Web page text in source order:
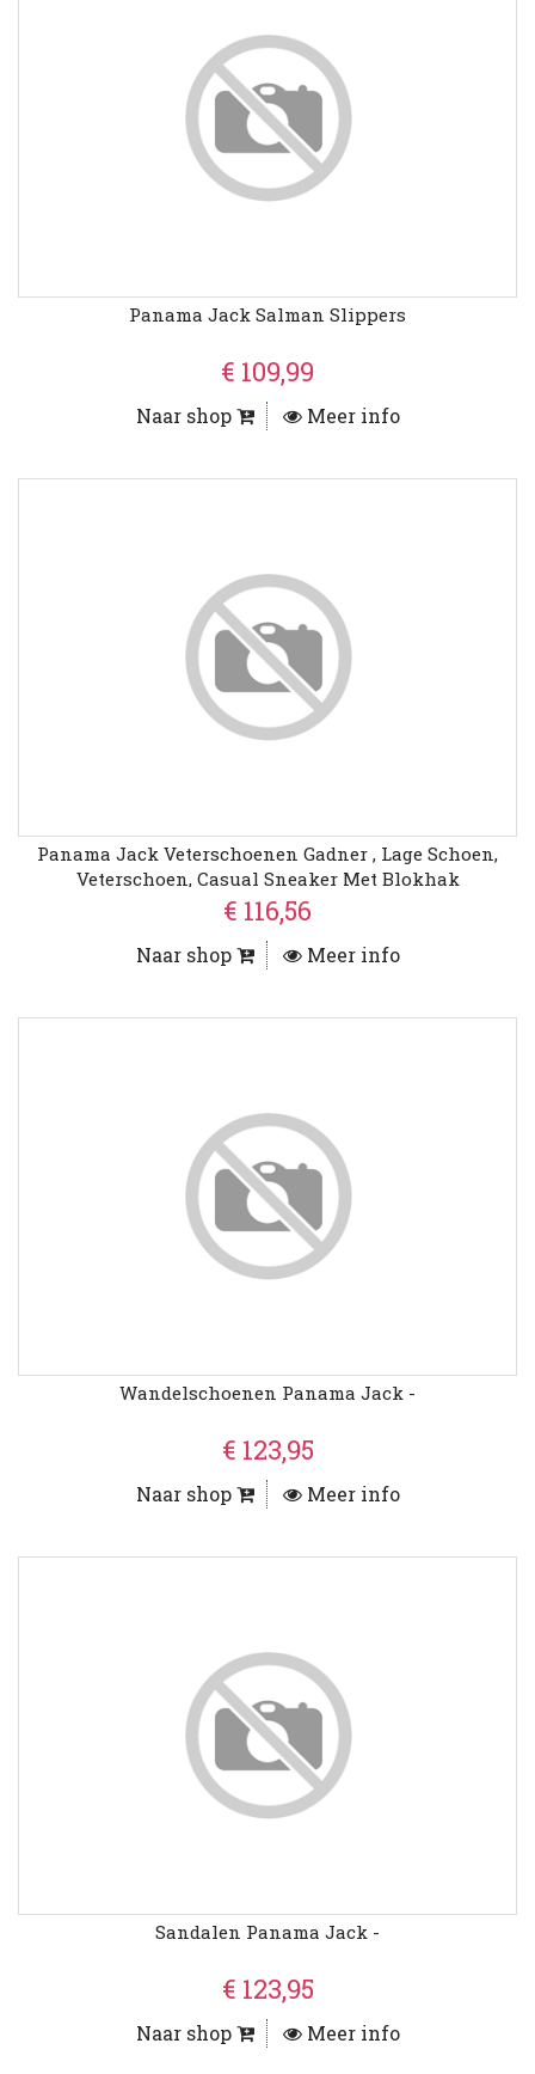
Panama Jack Salman Slippers
€ 109,99
Naar shop Meer info
Panama Jack Veterschoenen Gadner , Lage Schoen,
Veterschoen, Casual Sneaker Met Blokhak
€ 116,56
Naar shop Meer info
Wandelschoenen Panama Jack -
€ 123,95
Naar shop Meer info
Sandalen Panama Jack -
€ 123,95
Naar shop Meer info